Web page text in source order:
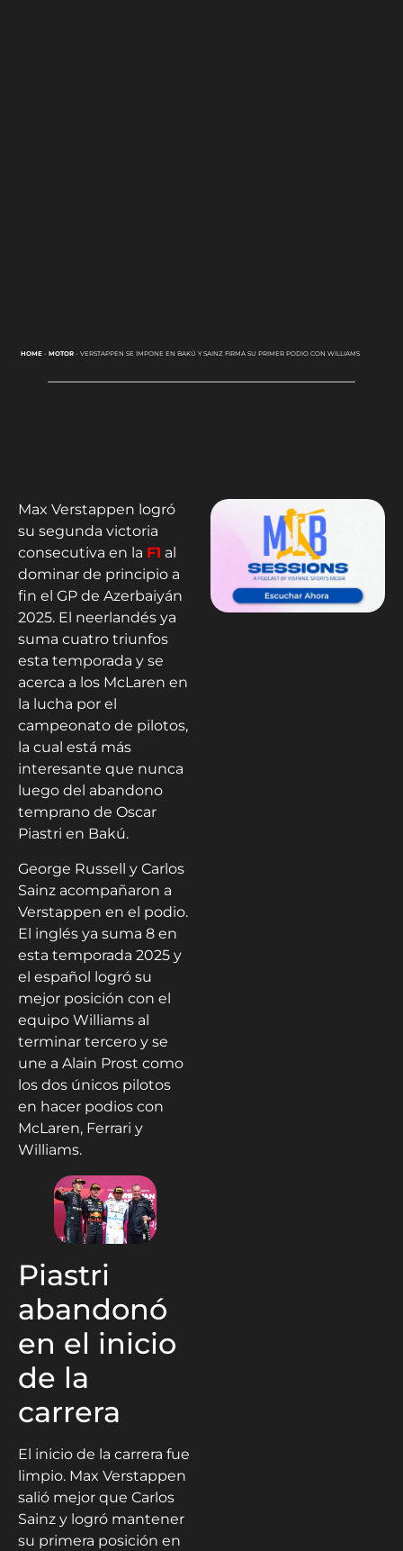
HOME- MOTOR- VERSTAPPEN SE IMPONE EN BAKÚ Y SAINZ FIRMA SU PRIMER PODIO CON WILLIAMS
Max Verstappen logró
su segunda victoria
consecutiva en la F1 al
dominar de principio a
fin el GP de Azerbaiyán
2025. El neerlandés ya
suma cuatro triunfos
esta temporada y se
acerca a los McLaren en
la lucha por el
campeonato de pilotos,
la cual está más
interesante que nunca
luego del abandono
temprano de Oscar
Piastri en Bakú.
George Russell y Carlos
Sainz acompañaron a
Verstappen en el podio.
El inglés ya suma 8 en
esta temporada 2025 y
el español logró su
mejor posición con el
equipo Williams al
terminar tercero y se
une a Alain Prost como
los dos únicos pilotos
en hacer podios con
McLaren, Ferrari y
Williams.
Piastri
abandonó
en el inicio
de la
carrera
El inicio de la carrera fue
limpio. Max Verstappen
salió mejor que Carlos
Sainz y logró mantener
su primera posición en